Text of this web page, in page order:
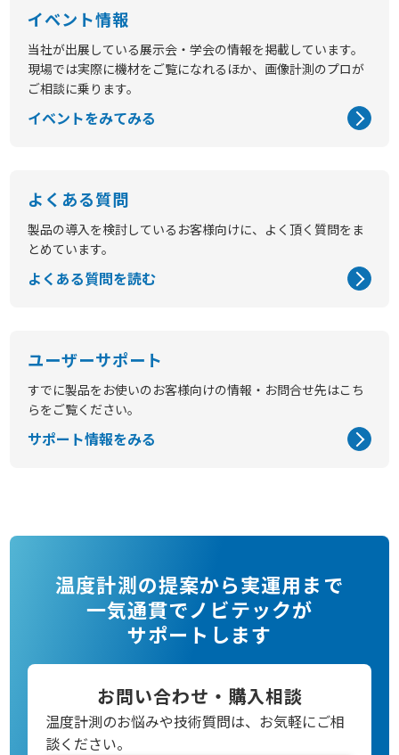
イベント情報
当社が出展している展示会・学会の情報を掲載しています。
現場では実際に機材をご覧になれるほか、画像計測のプロが
ご相談に乗ります。
イベントをみてみる
よくある質問
製品の導入を検討しているお客様向けに、よく頂く質問をま
とめています。
よくある質問を読む
ユーザーサポート
すでに製品をお使いのお客様向けの情報・お問合せ先はこち
らをご覧ください。
サポート情報をみる
温度計測の提案から実運用まで
一気通貫でノビテックが
サポートします
お問い合わせ・購入相談
温度計測のお悩みや技術質問は、お気軽にご相
談ください。